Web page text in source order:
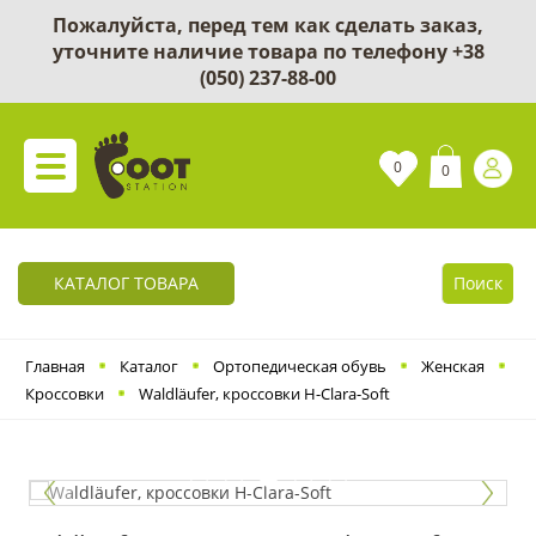
Пожалуйста, перед тем как сделать заказ,
уточните наличие товара по телефону+38
(050) 237-88-00
0 0
КАТАЛОГ ТОВАРА Поиск
Главная Каталог Ортопедическая обувь
Женская
Кроссовки
Waldläufer, кроссовки H-Clara-Soft